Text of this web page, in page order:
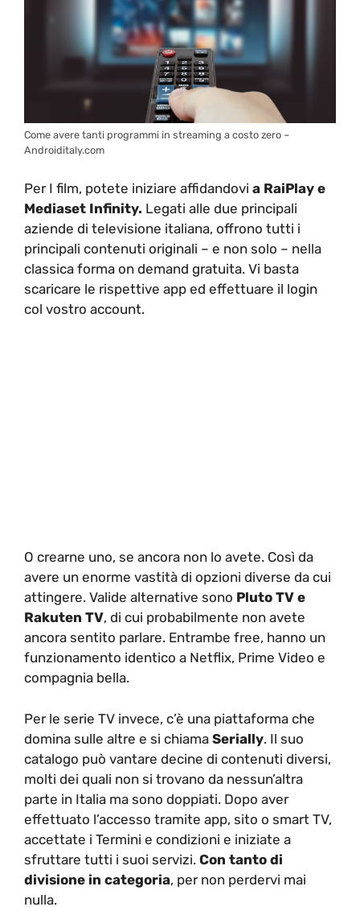
Come avere tanti programmi in streaming a costo zero –
Androiditaly.com
Per I film, potete iniziare affidandovi a RaiPlay e
Mediaset Infinity. Legati alle due principali
aziende di televisione italiana, offrono tutti i
principali contenuti originali – e non solo – nella
classica forma on demand gratuita. Vi basta
scaricare le rispettive app ed effettuare il login
col vostro account.
O crearne uno, se ancora non lo avete. Così da
avere un enorme vastità di opzioni diverse da cui
attingere. Valide alternative sono Pluto TV e
Rakuten TV, di cui probabilmente non avete
ancora sentito parlare. Entrambe free, hanno un
funzionamento identico a Netflix, Prime Video e
compagnia bella.
Per le serie TV invece, c’è una piattaforma che
domina sulle altre e si chiama Serially. Il suo
catalogo può vantare decine di contenuti diversi,
molti dei quali non si trovano da nessun’altra
parte in Italia ma sono doppiati. Dopo aver
effettuato l’accesso tramite app, sito o smart TV,
accettate i Termini e condizioni e iniziate a
sfruttare tutti i suoi servizi. Con tanto di
divisione in categoria, per non perdervi mai
nulla.